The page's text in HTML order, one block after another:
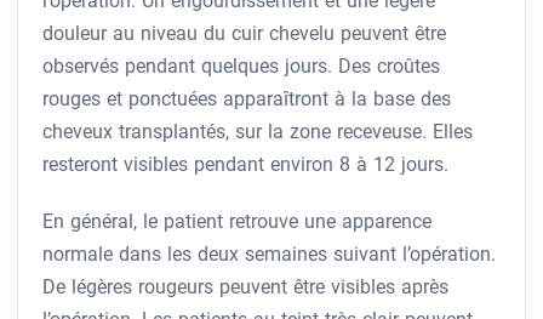
douleur au niveau du cuir chevelu peuvent être
observés pendant quelques jours. Des croûtes
rouges et ponctuées apparaîtront à la base des
cheveux transplantés, sur la zone receveuse. Elles
resteront visibles pendant environ 8 à 12 jours.
En général, le patient retrouve une apparence
normale dans les deux semaines suivant l’opération.
De légères rougeurs peuvent être visibles après